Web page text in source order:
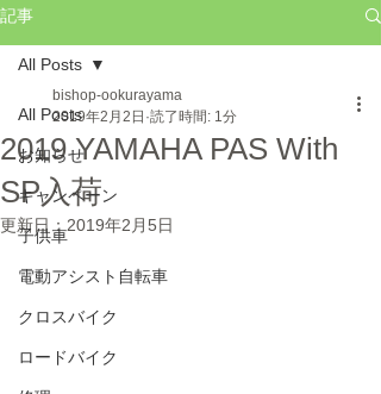
記事
All Posts
お知らせ
キャンペーン
子供車
電動アシスト自転車
クロスバイク
ロードバイク
All Posts
2019 YAMAHA PAS With
SP入荷
bishop-ookurayama
2019年2月2日 読了時間: 1分
更新日： 2019年2月5日